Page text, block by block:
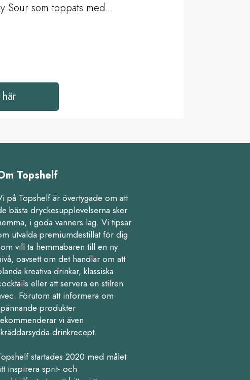
Sour som toppats med...
Topshelf
på Topshelf är övertygade om att
bästa dryckesupplevelserna sker
i goda vänners lag. Vi tipsar
utvalda premiumdestillat för dig
vill ta hemmabaren till en ny
oavsett om det handlar om att
kreativa drinkar, klassiska
eller att servera en stilren
Förutom att informera om
produkter
vi även
drinkrecept.
startades 2020 med målet
inspirera sprit- och